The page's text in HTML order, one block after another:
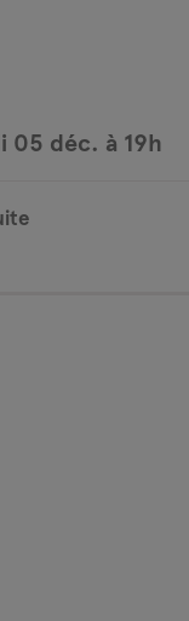
05 déc. à 19h